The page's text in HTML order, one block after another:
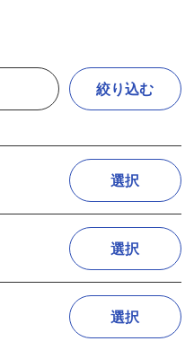
絞り込む
選択
選択
選択